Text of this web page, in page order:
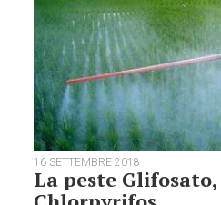
16 SETTEMBRE 2018
La peste